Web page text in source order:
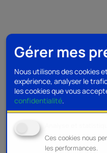
Gérer mes
Nous utilisons des cookies
expérience, analyser le
les cookies que vous
confidentialité.
Ces cookies nous
les performances.